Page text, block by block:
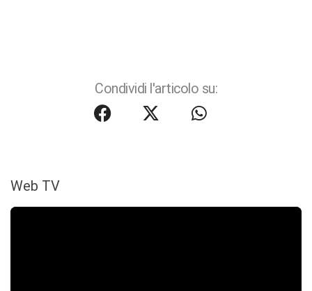
Condividi l'articolo su:
Web TV